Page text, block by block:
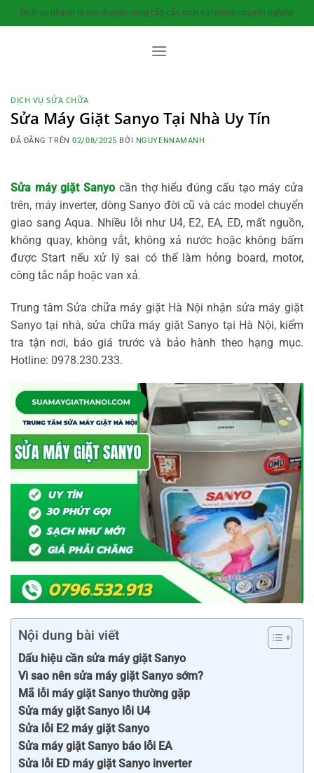
Chuyển
đến
Dịch vụ nhanh là nơi chuyên cung cấp các dịch vụ nhanh chuyên nghiệp
DỊCH VỤ SỬA CHỮA
Sửa Máy Giặt Sanyo Tại Nhà Uy Tín
ĐÃ ĐĂNG TRÊN02/08/2025 BỞI NGUYENNAMANH
Sửa máy giặt Sanyocần thợ hiểu đúng cấu tạo máy cửa
trên, máy inverter, dòng Sanyo đời cũ và các model chuyển
giao sang Aqua. Nhiều lỗi như U4, E2, EA, ED, mất nguồn,
không quay, không vắt, không xả nước hoặc không bấm
được Start nếu xử lý sai có thể làm hỏng board, motor,
công tắc nắp hoặc van xả.
Trung tâm Sửa chữa máy giặt Hà Nội nhận sửa máy giặt
Sanyo tại nhà, sửa chữa máy giặt Sanyo tại Hà Nội, kiểm
tra tận nơi, báo giá trước và bảo hành theo hạng mục.
Hotline: 0978.230.233.
Nội dung bài viết
Dấu hiệu cần sửa máy giặt Sanyo
Vì sao nên sửa máy giặt Sanyo sớm?
Mã lỗi máy giặt Sanyo thường gặp
Sửa máy giặt Sanyo lỗi U4
Sửa lỗi E2 máy giặt Sanyo
Sửa máy giặt Sanyo báo lỗi EA
Sửa lỗi ED máy giặt Sanyo inverter